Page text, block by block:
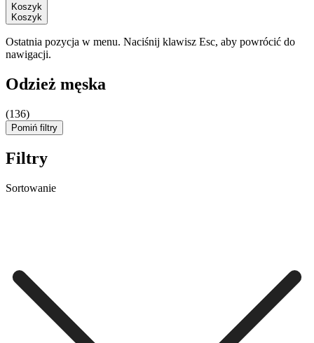
Koszyk
Koszyk
Ostatnia pozycja w menu. Naciśnij klawisz Esc, aby powrócić do
nawigacji.
Odzież męska
(136)
Pomiń filtry
Filtry
Sortowanie